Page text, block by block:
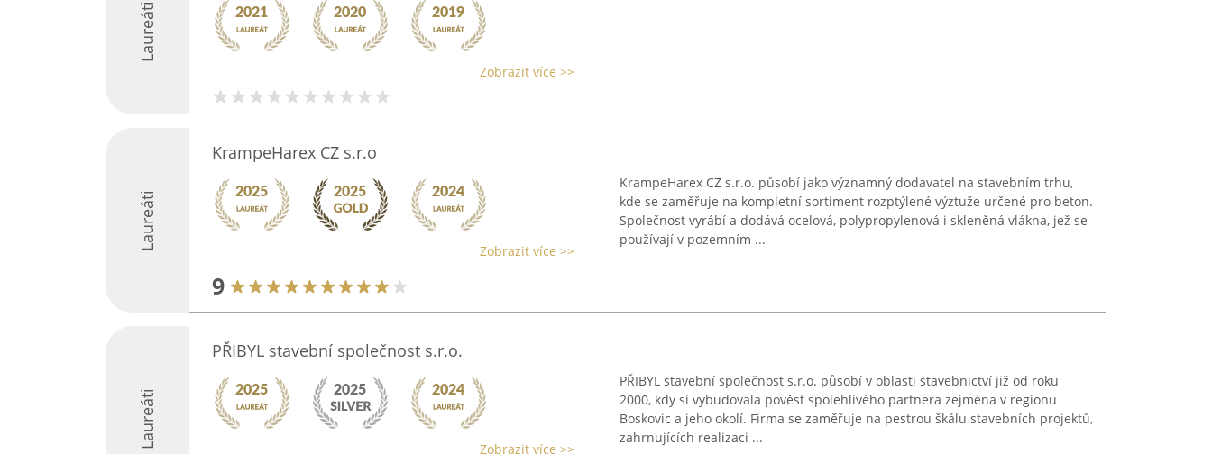
Laureáti
Zobrazit více >>
Laureáti
KrampeHarex CZ s.r.o
Zobrazit více >>
9
KrampeHarex CZ s.r.o. působí jako významný dodavatel na stavebním trhu,
kde se zaměřuje na kompletní sortiment rozptýlené výztuže určené pro beton.
Společnost vyrábí a dodává ocelová, polypropylenová i skleněná vlákna, jež se
používají v pozemním ...
Laureáti
PŘIBYL stavební společnost s.r.o.
Zobrazit více >>
PŘIBYL stavební společnost s.r.o. působí v oblasti stavebnictví již od roku
2000, kdy si vybudovala pověst spolehlivého partnera zejména v regionu
Boskovic a jeho okolí. Firma se zaměřuje na pestrou škálu stavebních projektů,
zahrnujících realizaci ...